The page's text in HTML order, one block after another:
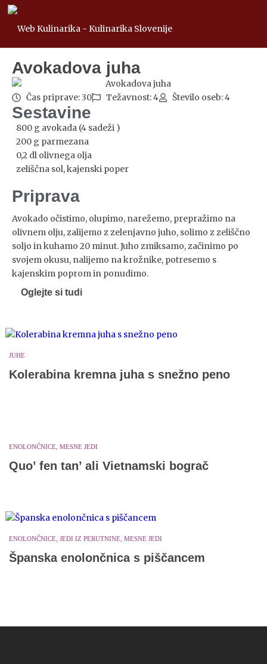
Avokadova juha
Čas priprave: 30 Težavnost: 4 Število oseb: 4
Sestavine
800 g avokada (4 sadeži )
200 g parmezana
0,2 dl olivnega olja
zeliščna sol, kajenski poper
Priprava
Avokado očistimo, olupimo, narežemo, prepražimo na
olivnem olju, zalijemo z zelenjavno juho, solimo z zeliščno
soljo in kuhamo 20 minut. Juho zmiksamo, začinimo po
svojem okusu, nalijemo na krožnike, potresemo s
kajenskim poprom in ponudimo.
Oglejte si tudi
JUHE
Kolerabina kremna juha s snežno peno
ENOLONČNICE, MESNE JEDI
Quo’ fen tan’ ali Vietnamski bograč
ENOLONČNICE, JEDI IZ PERUTNINE, MESNE JEDI
Španska enolončnica s piščancem